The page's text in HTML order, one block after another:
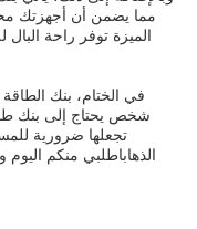
مما يضمن أن أجهزتك
الميزة توفر راحة
في الختام، بنك
شخص يحتاج إلى بنك
تجعلها ضرورية
الذهاباطلبي منكم